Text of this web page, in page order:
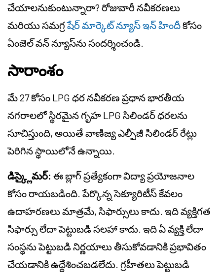
చేయాలనుకుంటున్నారా? రోజువారీ నవీకరణలు
మరియు సమగ్రషేర్ మార్కెట్ న్యూస్ ఇన్ హిందీకోసం
ఏంజెల్ వన్ న్యూస్‌ను సందర్శించండి.
సారాంశం
మే 27 కోసం LPG ధర నవీకరణ ప్రధాన భారతీయ
నగరాలలో స్థిరమైన గృహ LPG సిలిండర్ ధరలను
సూచిస్తుంది, అయితే వాణిజ్య ఎల్పీజీ సిలిండర్ రేట్లు
పెరిగిన స్థాయిలోనే ఉన్నాయి.
డిస్క్లైమర్: ఈ బ్లాగ్ ప్రత్యేకంగా విద్యా ప్రయోజనాల
కోసం రాయబడింది. పేర్కొన్న సెక్యూరిటీస్ కేవలం
ఉదాహరణలు మాత్రమే, సిఫార్సులు కాదు. ఇది వ్యక్తిగత
సిఫార్సు లేదా పెట్టుబడి సలహా కాదు. ఇది ఏ వ్యక్తి లేదా
సంస్థను పెట్టుబడి నిర్ణయాలు తీసుకోవడానికి ప్రభావితం
చేయడానికి ఉద్దేశించబడలేదు. గ్రహీతలు పెట్టుబడి